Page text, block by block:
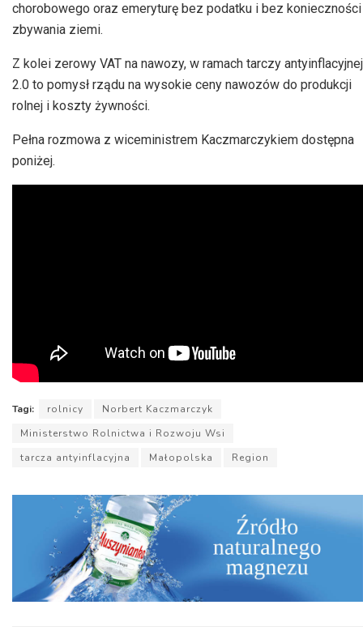
chorobowego oraz emeryturę bez podatku i bez konieczności
zbywania ziemi.
Z kolei zerowy VAT na nawozy, w ramach tarczy antyinflacyjnej
2.0 to pomysł rządu na wysokie ceny nawozów do produkcji
rolnej i koszty żywności.
Pełna rozmowa z wiceministrem Kaczmarczykiem dostępna
poniżej.
Tagi: rolnicy
Norbert Kaczmarczyk
Ministerstwo Rolnictwa i Rozwoju Wsi
tarcza antyinflacyjna
Małopolska Region